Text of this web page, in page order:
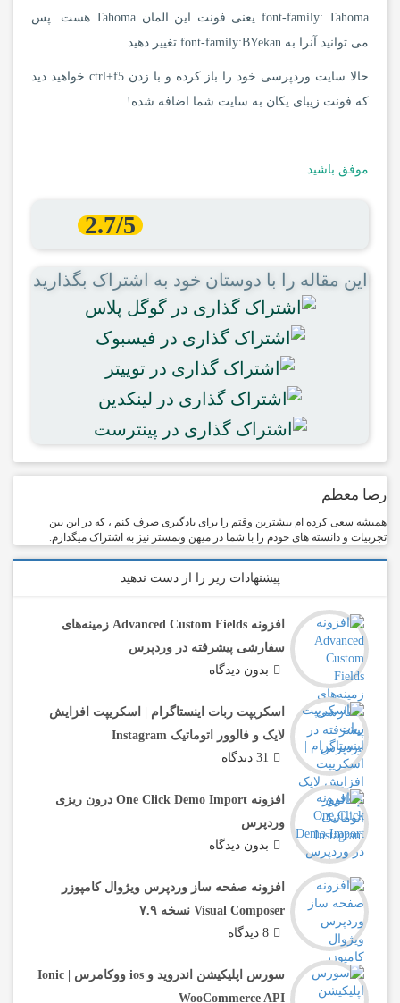
font-family: Tahoma یعنی فونت این المان Tahoma هست. پس
می توانید آنرا به font-family:BYekan تغییر دهید.
حالا سایت وردپرسی خود را باز کرده و با زدن ctrl+f5 خواهید دید
که فونت زیبای یکان به سایت شما اضافه شده!
موفق باشید
2.7/5
این مقاله را با دوستان خود به اشتراک بگذارید
رضا معظم
همیشه سعی کرده ام بیشترین وقتم را برای یادگیری صرف کنم ، که در این بین
تجربیات و دانسته های خودم را با شما در میهن وبمستر نیز به اشتراک میگذارم.
پیشنهادات زیر را از دست ندهید
افزونه Advanced Custom Fields زمینه‌های
سفارشی پیشرفته در وردپرس
بدون دیدگاه
اسکریپت ربات اینستاگرام | اسکریپت افزایش
لایک و فالوور اتوماتیک Instagram
31 دیدگاه
افزونه One Click Demo Import درون ریزی
وردپرس
بدون دیدگاه
افزونه صفحه ساز وردپرس ویژوال کامپوزر
Visual Composer نسخه ۷.۹
8 دیدگاه
سورس اپلیکیشن اندروید و ios ووکامرس | Ionic
WooCommerce API